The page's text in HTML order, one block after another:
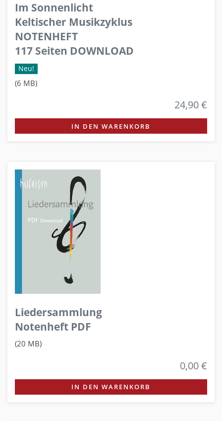
Im Sonnenlicht
Keltischer Musikzyklus
NOTENHEFT
117 Seiten DOWNLOAD
Neu!
(6 MB)
24,90 €
IN DEN WARENKORB
Liedersammlung
Notenheft PDF
(20 MB)
0,00 €
IN DEN WARENKORB